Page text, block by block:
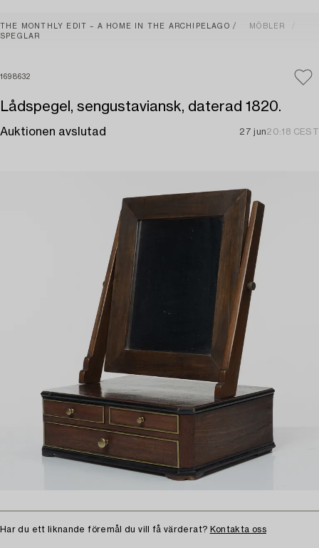
THE MONTHLY EDIT – A HOME IN THE ARCHIPELAGO
MÖBLER
SPEGLAR
1698632
Lådspegel, sengustaviansk, daterad 1820.
Auktionen avslutad 27 jun20:18 CEST
Har du ett liknande föremål du vill få värderat? Kontakta oss